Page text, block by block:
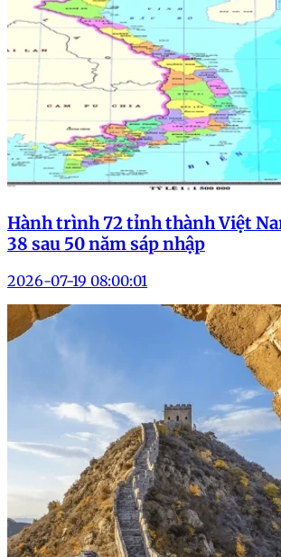
Hành trình 72 tỉnh thành Việt
38 sau 50 năm sáp nhập
2026-07-19 08:00:01